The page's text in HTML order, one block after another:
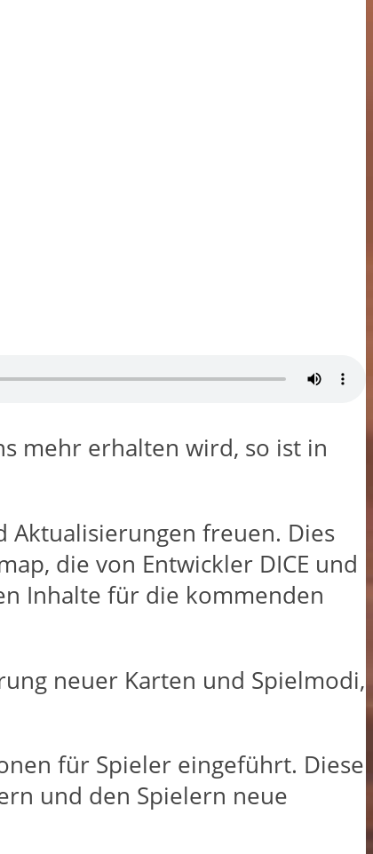
mehr erhalten wird, so ist in
Aktualisierungen freuen. Dies
die von Entwickler DICE und
Inhalte für die kommenden
neuer Karten und Spielmodi,
für Spieler eingeführt. Diese
und den Spielern neue